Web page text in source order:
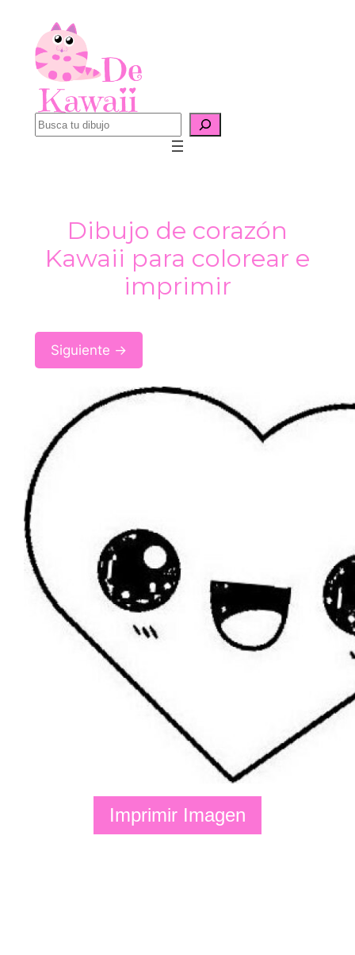
contenido
B
Dibujo de corazón
Kawaii para colorear e
imprimir
Siguiente →
Imprimir Imagen